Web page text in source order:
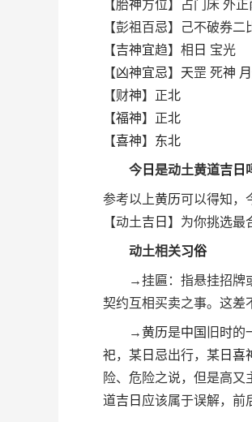
【胎神方位】占门床 外正
【彭祖百忌】己不破券二
【吉神宜趋】相 日 宝光
【凶神宜忌】 天罡 死神 月
【财神】正北
【福神】正北
【喜神】 东北
今 日 是动土黄道吉 日
参考以上黄历可以得知，
【动土吉 日 】为你挑选最
动土相关习俗
→挂匾：指悬挂招牌
契约互相买卖之事。这差
→黄历是中国 旧 时的
祀，某 日 忌出行，某 日 喜
险、危险之说，但是高
道吉 日 应该属于误解，前